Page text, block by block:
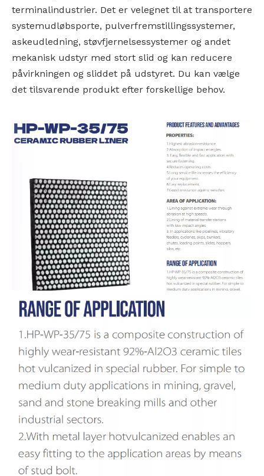
terminalindustrier. Det er velegnet til at transportere
systemudløbsporte, pulverfremstillingssystemer,
askeudledning, støvfjernelsessystemer og andet
mekanisk udstyr med stort slid og kan reducere
påvirkningen og sliddet på udstyret. Du kan vælge
det tilsvarende produkt efter forskellige behov.